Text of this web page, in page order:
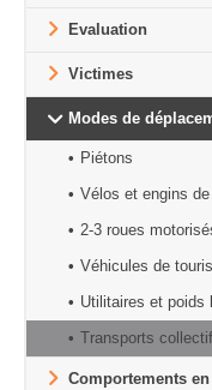
Evaluation
Victimes
Modes de
Piétons
Vélos et engins
2-3 roues
Véhicules de
Utilitaires et poids
Transports
Comportements